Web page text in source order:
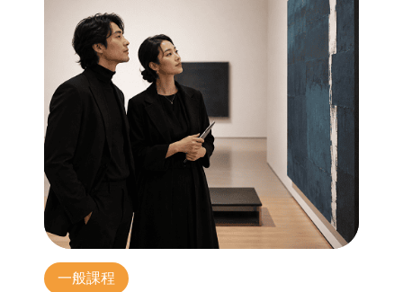
的獨立撰稿人，談談當代閱聽環境的變化，以及
在這個世代下，為什麼我們還需要「看電影」、
「讀文章」。
10/28 一起走過的媒體時代—從老三台到AI，不被
資訊綁架的大腦
靳秀麗 諮商心理師/資深媒體人
從老三台、有線電視、24小時新聞，到社群媒體
與AI時代，我們一起走過台灣媒體三十多年的變
遷。本講座由擁有30多年媒體實務經驗的前主
播、現任諮商心理師靳秀麗主講，分享親身走過
台灣媒體發展的重要歷程，從傳統電視新聞到數
位媒體浪潮，透過第一線採訪與新聞工作的真實
護自己，也能慢慢長出面對關係的勇氣、判斷力
與安全感。
10/3 從情緒界線到自我保護
于佳艷 親職講師
9歲~15歲孩子的家長
在這個世代，孩子面對的壓力，並不只是課業。
他們可能正在經歷：
•害怕被討厭、不敢拒絕
•被同儕排擠或情緒勒索
•網路交友與社群壓力
•害怕衝突、習慣討好
•不知道如何保護自己的界線
一般課程